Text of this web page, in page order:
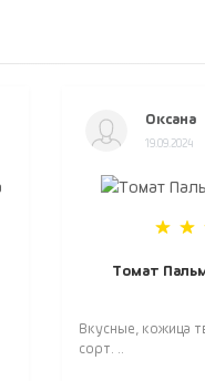
Оксана
19.09.2024
Томат
Вкусные, кожица
сорт. ..